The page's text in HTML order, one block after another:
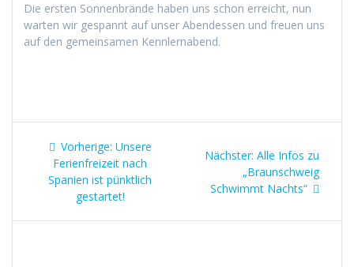
Die ersten Son­nen­brände haben uns schon erre­icht, nun
warten wir ges­pan­nt auf unser Aben­dessen und freuen uns
auf den gemein­samen Kennlernabend.
Beitragsnavigation
Vorherige: Vorheriger
Beitrag:
Unsere
Ferienfreizeit nach
Spanien ist pünktlich
gestartet!
Nächster: Nächster
Beitrag:
Alle Infos zu
„Braunschweig
Schwimmt Nachts“